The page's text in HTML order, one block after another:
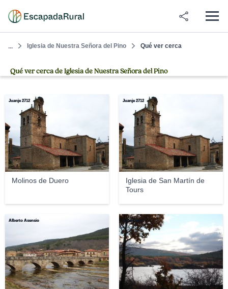
... Iglesia de Nuestra Señora del Pino Qué ver cerca
Qué ver cerca de Iglesia de Nuestra Señora del Pino
Molinos de Duero
Juanje 2712
Iglesia de San Martín de
Tours
Juanje 2712
Alberto Asensio panoramio